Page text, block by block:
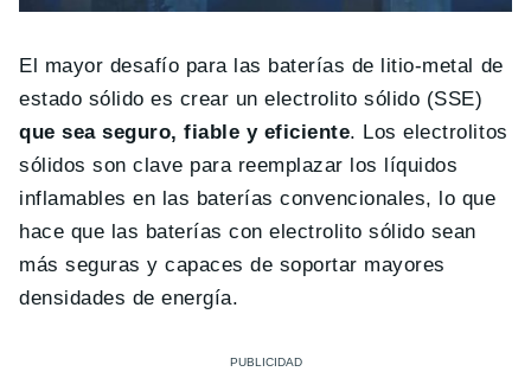
El mayor desafío para las baterías de litio-metal de
estado sólido es crear un electrolito sólido (SSE)
que sea seguro, fiable y eficiente. Los electrolitos
sólidos son clave para reemplazar los líquidos
inflamables en las baterías convencionales, lo que
hace que las baterías con electrolito sólido sean
más seguras y capaces de soportar mayores
densidades de energía.